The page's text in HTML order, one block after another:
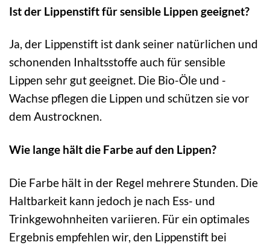
Ist der Lippenstift für sensible Lippen geeignet?
Ja, der Lippenstift ist dank seiner natürlichen und
schonenden Inhaltsstoffe auch für sensible
Lippen sehr gut geeignet. Die Bio-Öle und -
Wachse pflegen die Lippen und schützen sie vor
dem Austrocknen.
Wie lange hält die Farbe auf den Lippen?
Die Farbe hält in der Regel mehrere Stunden. Die
Haltbarkeit kann jedoch je nach Ess- und
Trinkgewohnheiten variieren. Für ein optimales
Ergebnis empfehlen wir, den Lippenstift bei